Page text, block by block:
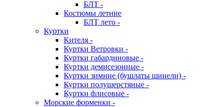
БЛТ -
Костюмы летние
БЛТ лето -
Куртки
Кителя -
Куртки Ветровки -
Куртки габардиновые -
Куртки демисезонные -
Куртки зимние (бушлаты шинели) -
Куртки полушерстяные -
Куртки флисовые -
Морские форменки -